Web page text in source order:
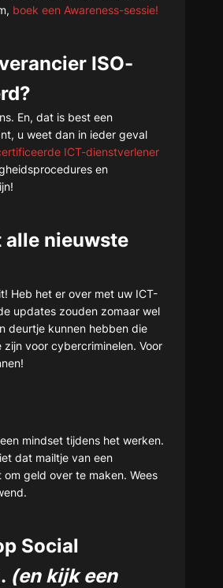
boek een Awareness-sessie!
ISO-
En, dat is best een
u weet dan in ieder geval
ICT-dienstverlener
en
alle nieuwste
Heb het er over met uw ICT-
updates zouden zomaar wel
deurtje kunnen hebben die
voor cybercriminelen. Voor
mindset tijdens het werken.
dat mailtje van een
geld over te maken. Wees
Social
(en kijk een